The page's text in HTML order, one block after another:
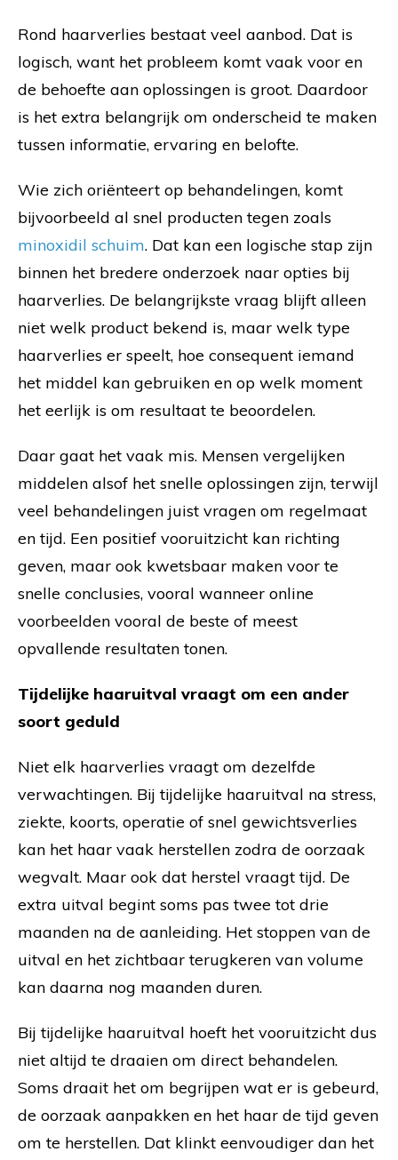
Rond haarverlies bestaat veel aanbod. Dat is
logisch, want het probleem komt vaak voor en
de behoefte aan oplossingen is groot. Daardoor
is het extra belangrijk om onderscheid te maken
tussen informatie, ervaring en belofte.
Wie zich oriënteert op behandelingen, komt
bijvoorbeeld al snel producten tegen zoals
minoxidil schuim. Dat kan een logische stap zijn
binnen het bredere onderzoek naar opties bij
haarverlies. De belangrijkste vraag blijft alleen
niet welk product bekend is, maar welk type
haarverlies er speelt, hoe consequent iemand
het middel kan gebruiken en op welk moment
het eerlijk is om resultaat te beoordelen.
Daar gaat het vaak mis. Mensen vergelijken
middelen alsof het snelle oplossingen zijn, terwijl
veel behandelingen juist vragen om regelmaat
en tijd. Een positief vooruitzicht kan richting
geven, maar ook kwetsbaar maken voor te
snelle conclusies, vooral wanneer online
voorbeelden vooral de beste of meest
opvallende resultaten tonen.
Tijdelijke haaruitval vraagt om een ander
soort geduld
Niet elk haarverlies vraagt om dezelfde
verwachtingen. Bij tijdelijke haaruitval na stress,
ziekte, koorts, operatie of snel gewichtsverlies
kan het haar vaak herstellen zodra de oorzaak
wegvalt. Maar ook dat herstel vraagt tijd. De
extra uitval begint soms pas twee tot drie
maanden na de aanleiding. Het stoppen van de
uitval en het zichtbaar terugkeren van volume
kan daarna nog maanden duren.
Bij tijdelijke haaruitval hoeft het vooruitzicht dus
niet altijd te draaien om direct behandelen.
Soms draait het om begrijpen wat er is gebeurd,
de oorzaak aanpakken en het haar de tijd geven
om te herstellen. Dat klinkt eenvoudiger dan het